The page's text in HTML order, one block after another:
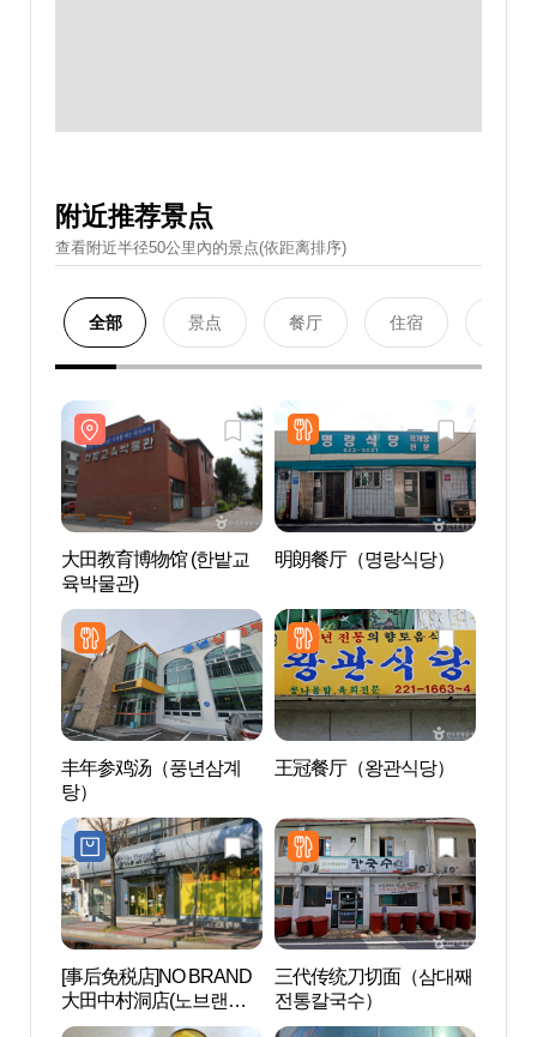
附近推荐景点
查看附近半径50公里內的景点(依距离排序)
全部 景点 餐厅 住宿
大田教育博物馆 (한밭교
육박물관)
明朗餐厅（명랑식당）
丰年参鸡汤（풍년삼계
탕）
王冠餐厅（왕관식당）
[事后免税店]NO BRAND
大田中村洞店(노브랜드
대전중촌동점)
三代传统刀切面（삼대째
전통칼국수）